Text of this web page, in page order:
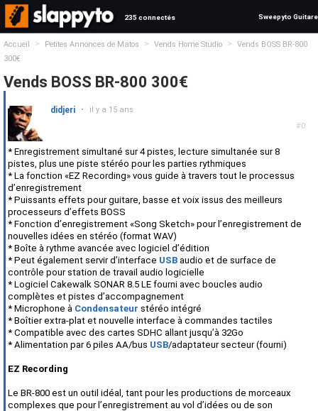
235 connectés Sweepyto Guitare
Accueil > Petites Annonces de Matos > Vends Home Studio >
Vends BOSS BR-800
300€
Vends BOSS BR-800 300€
#0
didjeri • il y a 15 ans
* Enregistrement simultané sur 4 pistes, lecture simultanée sur 8
pistes, plus une piste stéréo pour les parties rythmiques
* La fonction «EZ Recording» vous guide à travers tout le processus
d’enregistrement
* Puissants effets pour guitare, basse et voix issus des meilleurs
processeurs d’effets BOSS
* Fonction d’enregistrement «Song Sketch» pour l’enregistrement de
nouvelles idées en stéréo (format WAV)
* Boîte à rythme avancée avec logiciel d’édition
* Peut également servir d’interface USB audio et de surface de
contrôle pour station de travail audio logicielle
* Logiciel Cakewalk SONAR 8.5 LE fourni avec boucles audio
complètes et pistes d’accompagnement
* Microphone à Condensateur stéréo intégré
* Boîtier extra-plat et nouvelle interface à commandes tactiles
* Compatible avec des cartes SDHC allant jusqu’à 32Go
* Alimentation par 6 piles AA/bus USB/adaptateur secteur (fourni)
EZ Recording
Le BR-800 est un outil idéal, tant pour les productions de morceaux
complexes que pour l’enregistrement au vol d’idées ou de son